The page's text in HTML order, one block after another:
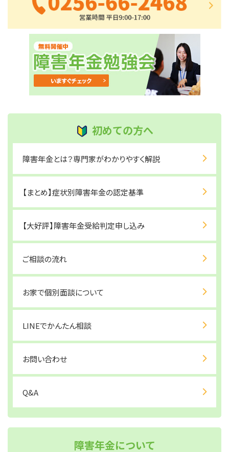
初めての方へ
障害年金とは？専門家がわかりやすく解説
【まとめ】症状別障害年金の認定基準
【大好評】障害年金受給判定申し込み
ご相談の流れ
お家で個別面談について
LINEでかんたん相談
お問い合わせ
Q&A
障害年金について